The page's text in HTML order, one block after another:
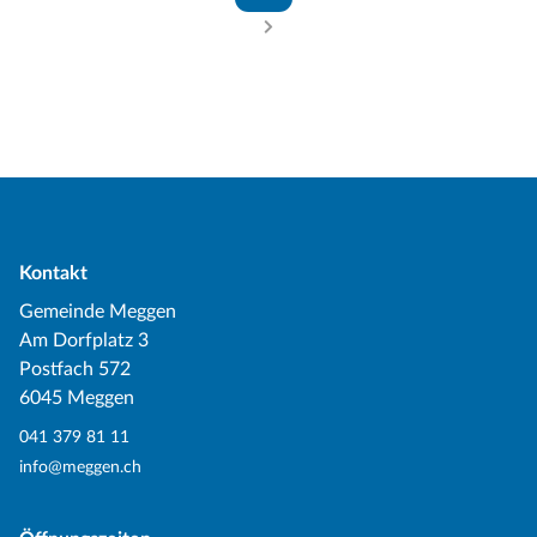
Kontakt
Gemeinde Meggen
Am Dorfplatz 3
Postfach 572
6045 Meggen
041 379 81 11
info@meggen.ch